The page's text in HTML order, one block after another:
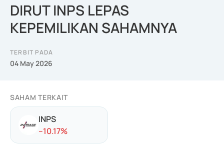
DIRUT INPS LEPAS
KEPEMILIKAN SAHAMNYA
TERBIT PADA
04 May 2026
SAHAM TERKAIT
INPS
--10.17%